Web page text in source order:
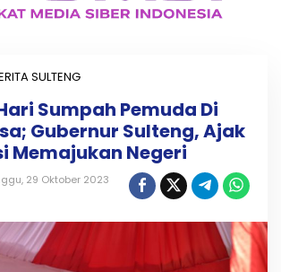
SULTENG
r
i
n
g
a
Sumpah Pemuda Di
Gubernur Sulteng, Ajak
Memajukan Negeri
29 Oktober 2023